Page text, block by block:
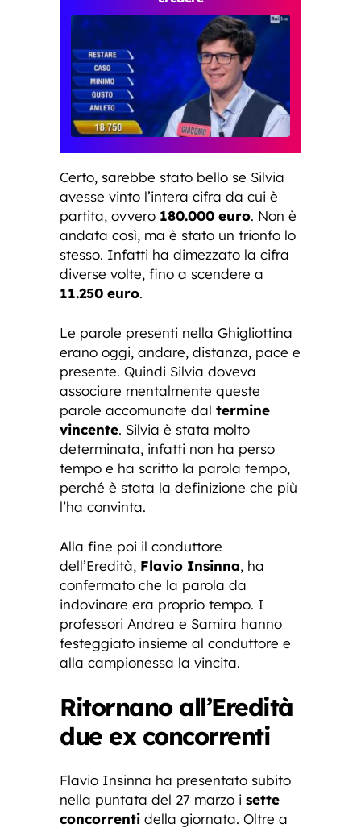
Certo, sarebbe stato bello se Silvia
avesse vinto l’intera cifra da cui è
partita, ovvero 180.000 euro. Non è
andata così, ma è stato un trionfo lo
stesso. Infatti ha dimezzato la cifra
diverse volte, fino a scendere a
11.250 euro.
Le parole presenti nella Ghigliottina
erano oggi, andare, distanza, pace e
presente. Quindi Silvia doveva
associare mentalmente queste
parole accomunate dal termine
vincente. Silvia è stata molto
determinata, infatti non ha perso
tempo e ha scritto la parola tempo,
perché è stata la definizione che più
l’ha convinta.
Alla fine poi il conduttore
dell’Eredità, Flavio Insinna, ha
confermato che la parola da
indovinare era proprio tempo. I
professori Andrea e Samira hanno
festeggiato insieme al conduttore e
alla campionessa la vincita.
Ritornano all’Eredità
due ex concorrenti
Flavio Insinna ha presentato subito
nella puntata del 27 marzo i sette
concorrenti della giornata. Oltre a